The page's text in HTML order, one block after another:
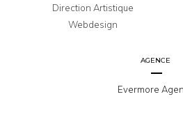
Direction Artistique
Webdesign
AGENCE
Evermore